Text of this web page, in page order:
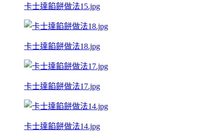
卡士達餡餅做法15.jpg
卡士達餡餅做法18.jpg
卡士達餡餅做法17.jpg
卡士達餡餅做法14.jpg